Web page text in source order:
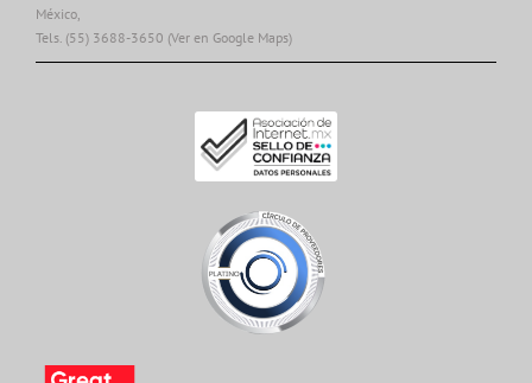
México,
Tels. (55) 3688-3650 (Ver en Google Maps)